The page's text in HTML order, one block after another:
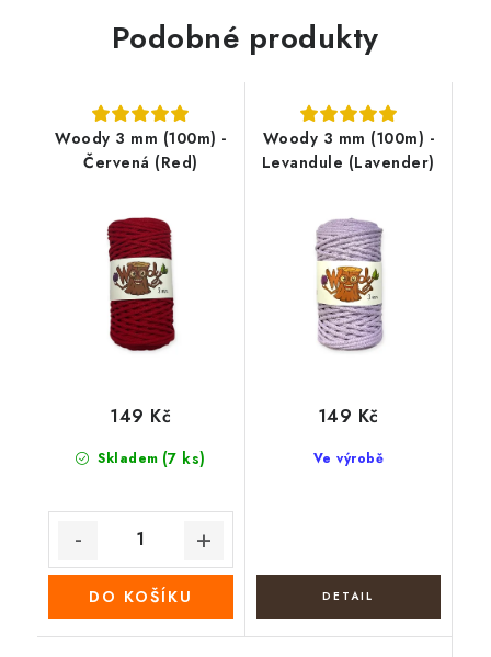
Podobné produkty
Woody 3 mm (100m) -
Červená (Red)
Skladem (7 ks)
149 Kč
DO KOŠÍKU
Woody 3 mm (100m) -
Levandule (Lavender)
Ve výrobě
149 Kč